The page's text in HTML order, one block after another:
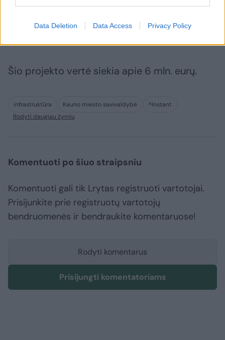
Data Deletion Data Access Privacy Policy
reikalingą busimiems investuotojams:
aštuonias gatves su apšvietimu ir požemines
Šio projekto vertė siekia apie 6 mln. eurų.
infrastruktūra Kauno miesto savivaldybė
^Instant
Rodyti daugiau žymių
Komentuoti po šiuo straipsniu
Komentuoti gali tik Lrytas registruoti vartotojai.
Prisijunkite prie registruotų vartotojų
bendruomenės ir bendraukite komentaruose!
Rodyti komentarus
Prisijungti komentatoriams